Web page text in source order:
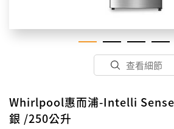
查看細節
Whirlpool惠而浦-Intelli Sense
銀 /250公升